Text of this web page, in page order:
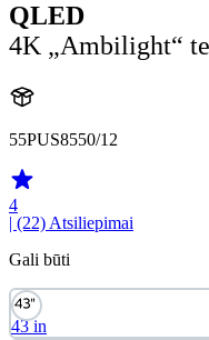
QLED
4K „Ambilight“
55PUS8550/12
4
| (22) Atsiliepimai
Gali būti
43 in